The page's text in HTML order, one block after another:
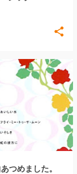
つめました。